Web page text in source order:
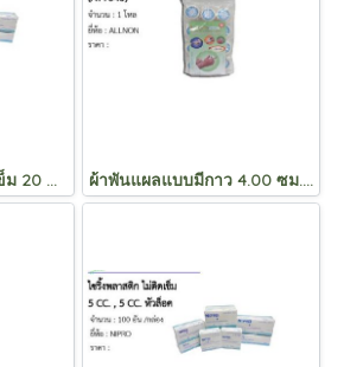
ไซริ้งพลาสติก ไม่ติดเข็ม 20 CC. , 20 CC. หัวล็อค ผ้าพันแผลแบบมีกาว 4.00 ซม. (A77040)